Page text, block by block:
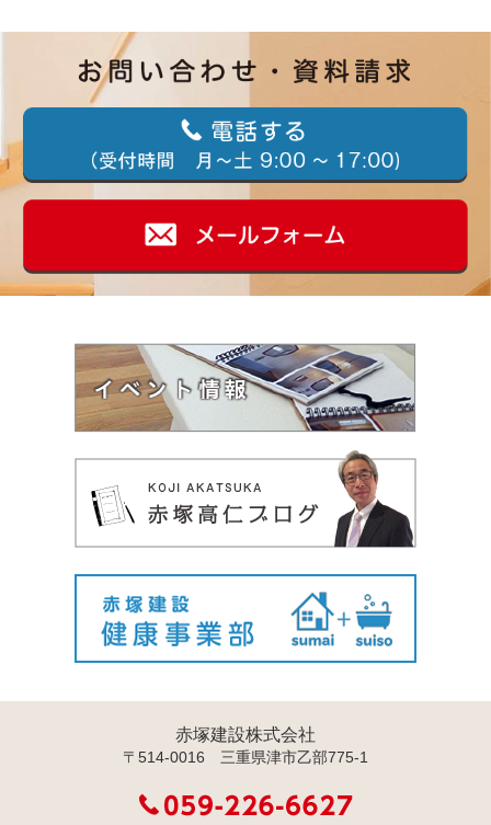
赤塚建設株式会社
〒514-0016 三重県津市乙部775-1